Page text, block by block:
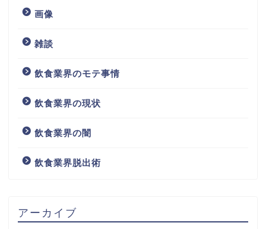
画像
雑談
飲食業界のモテ事情
飲食業界の現状
飲食業界の闇
飲食業界脱出術
アーカイブ